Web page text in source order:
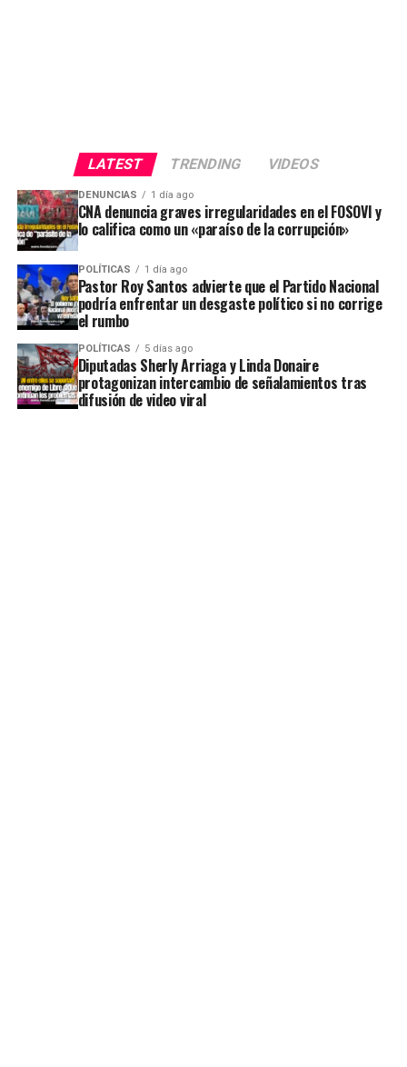
LATEST TRENDING VIDEOS
DENUNCIAS 1 día ago
CNA denuncia graves irregularidades en el FOSOVI y
lo califica como un «paraíso de la corrupción»
POLÍTICAS 1 día ago
Pastor Roy Santos advierte que el Partido Nacional
podría enfrentar un desgaste político si no corrige
el rumbo
POLÍTICAS 5 días ago
Diputadas Sherly Arriaga y Linda Donaire
protagonizan intercambio de señalamientos tras
difusión de video viral